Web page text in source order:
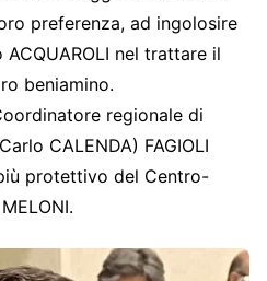
preferenza, ad ingolosire
nel trattare il
beniamino.
regionale di
CALENDA) FAGIOLI
protettivo del Centro-